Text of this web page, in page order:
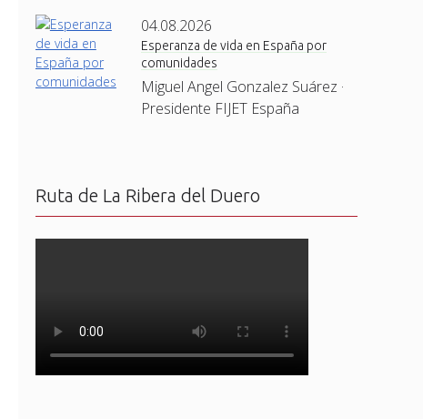
04.08.2026
Esperanza de vida en España por
comunidades
Miguel Angel Gonzalez Suárez ·
Presidente FIJET España
Ruta de La Ribera del Duero